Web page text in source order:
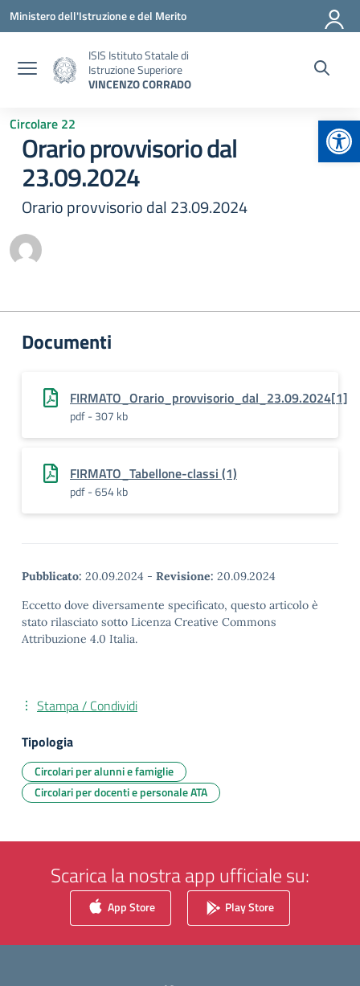
Vai ai contenuti
Vai al menu di navigazione
Vai al footer
Ministero dell'Istruzione e del Merito
ISIS Istituto Statale di
Istruzione Superiore
VINCENZO CORRADO
Circolare 22
Orario provvisorio dal
23.09.2024
Orario provvisorio dal 23.09.2024
Documenti
FIRMATO_Orario_provvisorio_dal_23.09.2024[1]
pdf - 307 kb
FIRMATO_Tabellone-classi (1)
pdf - 654 kb
Pubblicato: 20.09.2024 - Revisione: 20.09.2024
Eccetto dove diversamente specificato, questo articolo è
stato rilasciato sotto Licenza Creative Commons
Attribuzione 4.0 Italia.
Stampa / Condividi
Tipologia
Circolari per alunni e famiglie
Circolari per docenti e personale ATA
Scarica la nostra app ufficiale su:
App Store Play Store